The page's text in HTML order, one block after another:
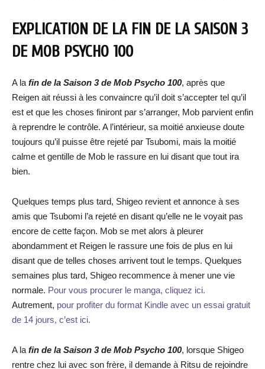
EXPLICATION DE LA FIN DE LA SAISON 3
DE MOB PSYCHO 100
A la fin de la Saison 3 de Mob Psycho 100, après que
Reigen ait réussi à les convaincre qu’il doit s’accepter tel qu’il
est et que les choses finiront par s’arranger, Mob parvient enfin
à reprendre le contrôle. A l’intérieur, sa moitié anxieuse doute
toujours qu’il puisse être rejeté par Tsubomi, mais la moitié
calme et gentille de Mob le rassure en lui disant que tout ira
bien.
Quelques temps plus tard, Shigeo revient et annonce à ses
amis que Tsubomi l’a rejeté en disant qu’elle ne le voyait pas
encore de cette façon. Mob se met alors à pleurer
abondamment et Reigen le rassure une fois de plus en lui
disant que de telles choses arrivent tout le temps. Quelques
semaines plus tard, Shigeo recommence à mener une vie
normale. Pour vous procurer le manga, cliquez ici.
Autrement, pour profiter du format Kindle avec un essai gratuit
de 14 jours, c’est ici.
A la fin de la Saison 3 de Mob Psycho 100, lorsque Shigeo
rentre chez lui avec son frère, il demande à Ritsu de rejoindre